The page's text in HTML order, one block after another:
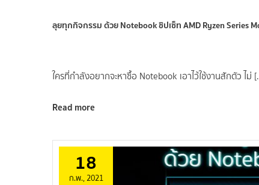
ลุยทุกกิจกรรม ด้วย Notebook ชิปเซ็ท AMD Ryzen Series
ใครที่กำลังอยากจะหาซื้อ Notebook เอาไว้ใช้งานสักตัว ไม่
Read more
18
ก.พ., 2021